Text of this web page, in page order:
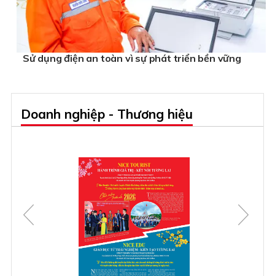
Sử dụng điện an toàn vì sự phát triển bền vững
Doanh nghiệp - Thương hiệu